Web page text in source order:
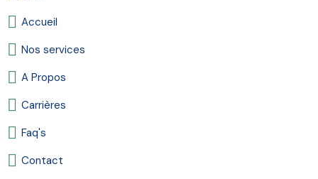
Accueil
Nos services
A Propos
Carrières
Faq's
Contact